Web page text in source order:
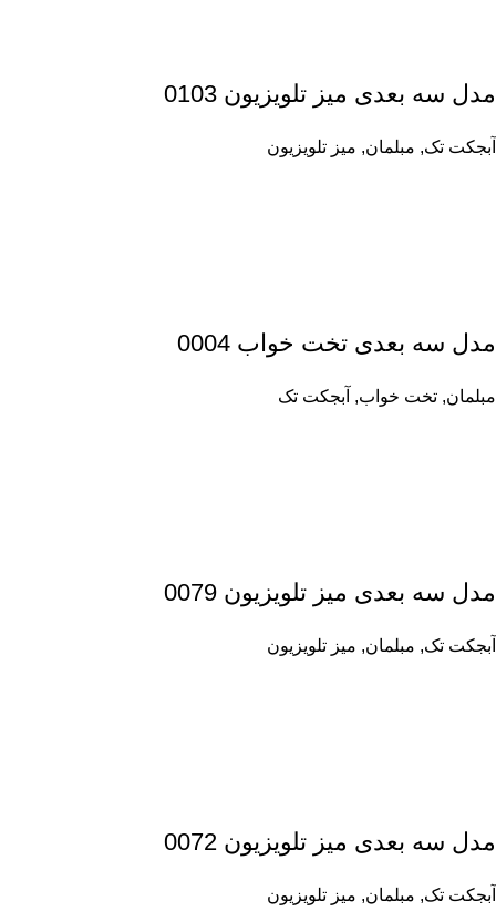
مدل سه بعدی میز تلویزیون 0103
آبجکت تک, مبلمان, میز تلویزیون
مدل سه بعدی تخت خواب 0004
مبلمان, تخت خواب, آبجکت تک
مدل سه بعدی میز تلویزیون 0079
آبجکت تک, مبلمان, میز تلویزیون
مدل سه بعدی میز تلویزیون 0072
آبجکت تک, مبلمان, میز تلویزیون